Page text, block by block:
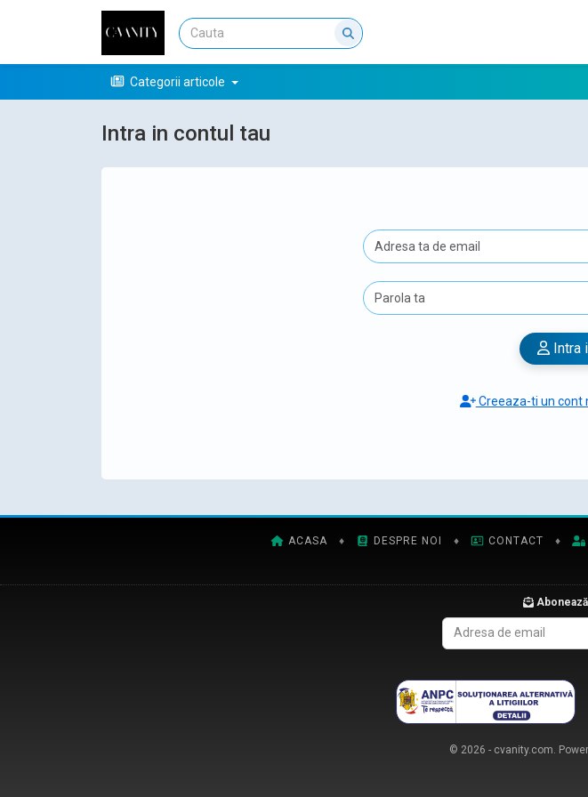
Categorii articole
Intra in contul tau
Intra
Creeaza-ti un cont
ACASA ♦ DESPRE NOI ♦ CONTACT ♦
© 2026 - cvanity.com.